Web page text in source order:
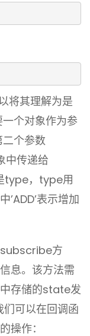
将其理解为是
个对象作为参
个参数
中传递给
type，type用
表示增加
方
息。该方法需
存储的state发
可以在回调函
操作：